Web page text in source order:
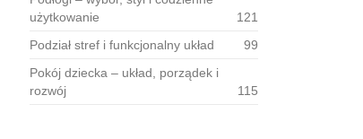
użytkowanie
121
Podział stref i funkcjonalny układ
99
Pokój dziecka – układ, porządek i
rozwój
115